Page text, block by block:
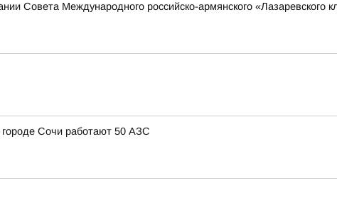
Совета Международного российско-армянского «Лазаревского
городе Сочи работают 50 АЗС